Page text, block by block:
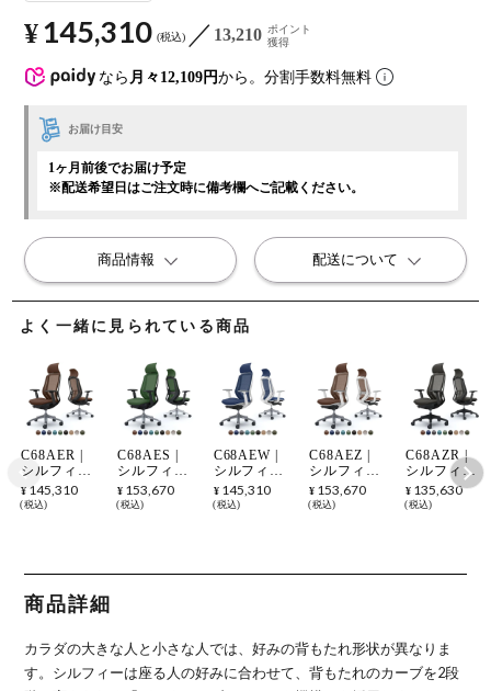
よく一緒に見られている商品
C68AER |
シルフィー
sylphy エク
ストラハイ
ラックボデ
ィ アルミ脚
ウレタンキ
(オカムラ)
¥ 145,310
税込
C68AES |
シルフィー
sylphy エク
ストラハイ
ラックボデ
ンバーサポ
ート付 (オ
カムラ)
¥ 153,670
税込
C68AEW |
シルフィー
sylphy エク
ストラハイ
ワイトボデ
(オカムラ)
¥ 145,310
税込
C68AEZ |
シルフィー
sylphy エク
ストラハイ
ワイトボデ
ンバーサポ
ート付 (オ
カムラ)
¥ 153,670
税込
C68AZR |
シルフィー
sylphy エク
ストラハイ
ラックボデ
(オカムラ)
¥ 135,630
税込
商品詳細
カラダの大きな人と小さな人では、好みの背もたれ形状が異なりま
す。 シルフィーは座る人の好みに合わせて、背もたれのカーブを2段
なら 月々12,109円から。分割手数料無料
¥ 145,310 税込 13,210 ポイント
獲得
お届け目安
1ヶ月前後でお届け予定
※配送希望日はご注文時に備考欄へご記載ください。
商品情報 配送について